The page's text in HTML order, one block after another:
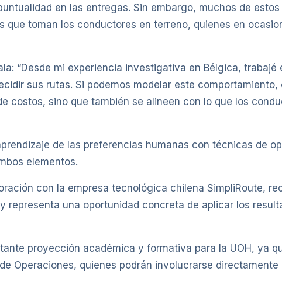
en las entregas. Sin embargo, muchos de
que toman los conductores en terreno, quienes en
“Desde mi experiencia investigativa en Bélgica,
sus rutas. Si podemos modelar este
costos, sino que también se alineen con lo que los
de las preferencias humanas con técnicas de
elementos.
con la empresa tecnológica chilena SimpliRoute,
representa una oportunidad concreta de aplicar los
proyección académica y formativa para la UOH, ya
Operaciones, quienes podrán involucrarse